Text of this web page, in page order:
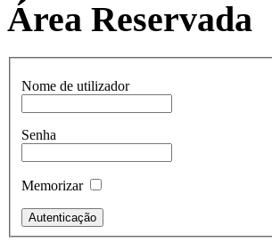
Área Reservada
Nome de utilizador
Senha
Memorizar